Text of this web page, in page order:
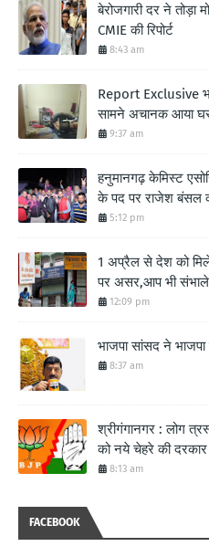
बेरोजगारी दर ने तोड़ा
CMIE की रिपोर्ट
8:43 am
Report Exclusive
सामने अचानक आया घर
9:37 am
हनुमानगढ़ केमिस्ट
के पद पर राजेश बंसल
5:12 pm
1 अप्रैल से देश को
पर असर,आप भी
12:09 pm
भाजपा सांसद ने भाजपा
8:37 am
श्रीगंगानगर : लोग
को नये चेहरे की दरकार
8:13 am
FACEBOOK